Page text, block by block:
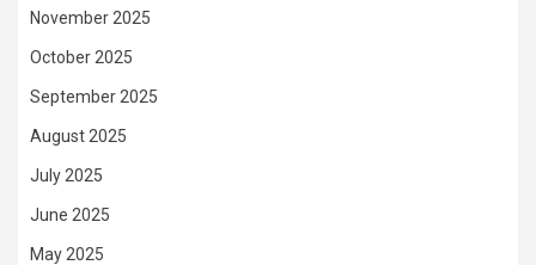
November 2025
October 2025
September 2025
August 2025
July 2025
June 2025
May 2025